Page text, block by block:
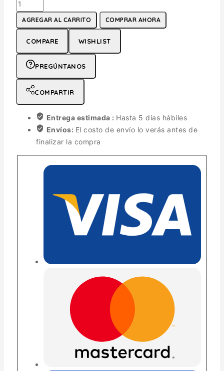
AGREGAR AL CARRITO COMPRAR AHORA
COMPARE WISHLIST
PREGÚNTANOS
COMPARTIR
Entrega estimada : Hasta 5 días hábiles
Envíos: El costo de envío lo verás antes de
finalizar la compra